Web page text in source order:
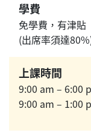
學費
免學費，有津貼
(出席率須達
上課時間
9:00 am – 6:00
9:00 am – 1:00